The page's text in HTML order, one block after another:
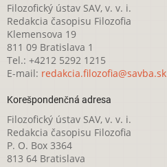
Filozofický ústav SAV, v. v. i.
Redakcia časopisu Filozofia
Klemensova 19
811 09 Bratislava 1
Tel.: +4212 5292 1215
E-mail: redakcia.filozofia@savba.sk
Korešpondenčná adresa
Filozofický ústav SAV, v. v. i.
Redakcia časopisu Filozofia
P. O. Box 3364
813 64 Bratislava